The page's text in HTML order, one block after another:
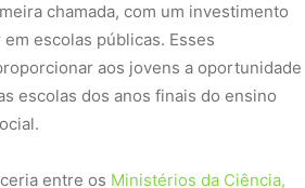
chamada, com um investimento
escolas públicas. Esses
aos jovens a oportunidade
escolas dos anos finais do ensino
entre os Ministérios da Ciência,